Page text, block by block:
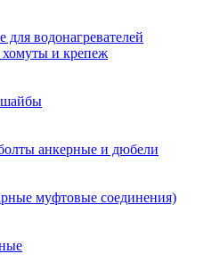
водонагревателей
хомуты и крепеж
шайбы
анкерные и дюбели
муфтовые соединения)